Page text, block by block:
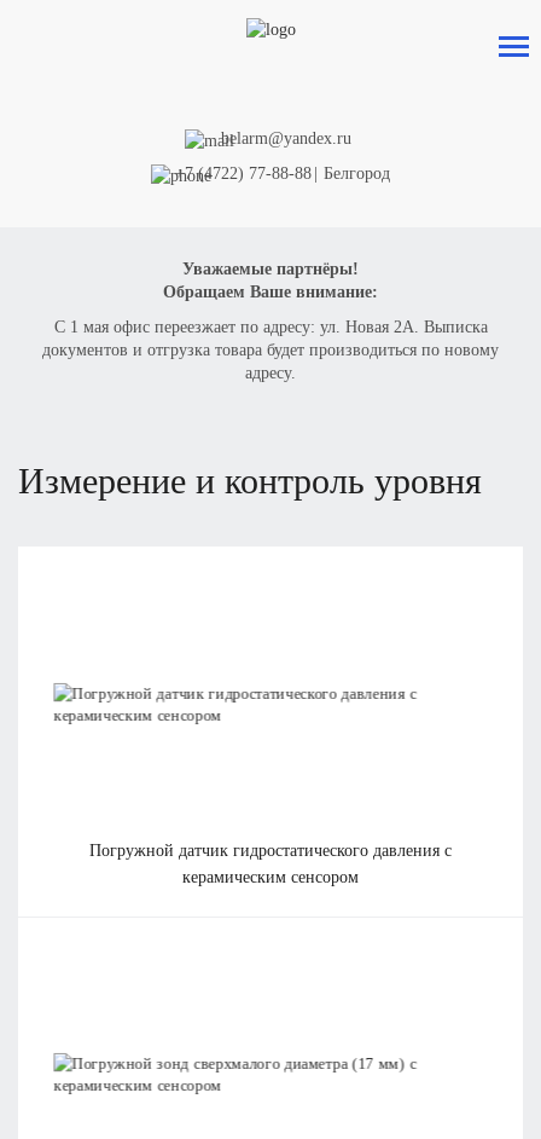
belarm@yandex.ru
+7 (4722) 77-88-88
Белгород
Уважаемые партнёры!
Обращаем Ваше внимание:
С 1 мая офис переезжает по адресу: ул. Новая 2А. Выписка
документов и отгрузка товара будет производиться по новому
адресу.
Измерение и контроль уровня
погружной датчик гидростатического давления с
керамическим сенсором